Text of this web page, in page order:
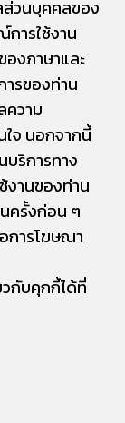
วนบุคคลของ
การใช้งาน
งภาษาและ
รของท่าน
วาม
จ นอกจากนี้
บริการทาง
งานของท่าน
ครั้งก่อน ๆ
การโฆษณา
กับคุกกี้ได้ที่